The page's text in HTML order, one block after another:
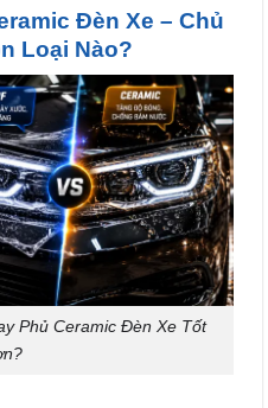
Đèn Xe – Chủ
Loại Nào?
Phủ Ceramic Đèn Xe Tốt